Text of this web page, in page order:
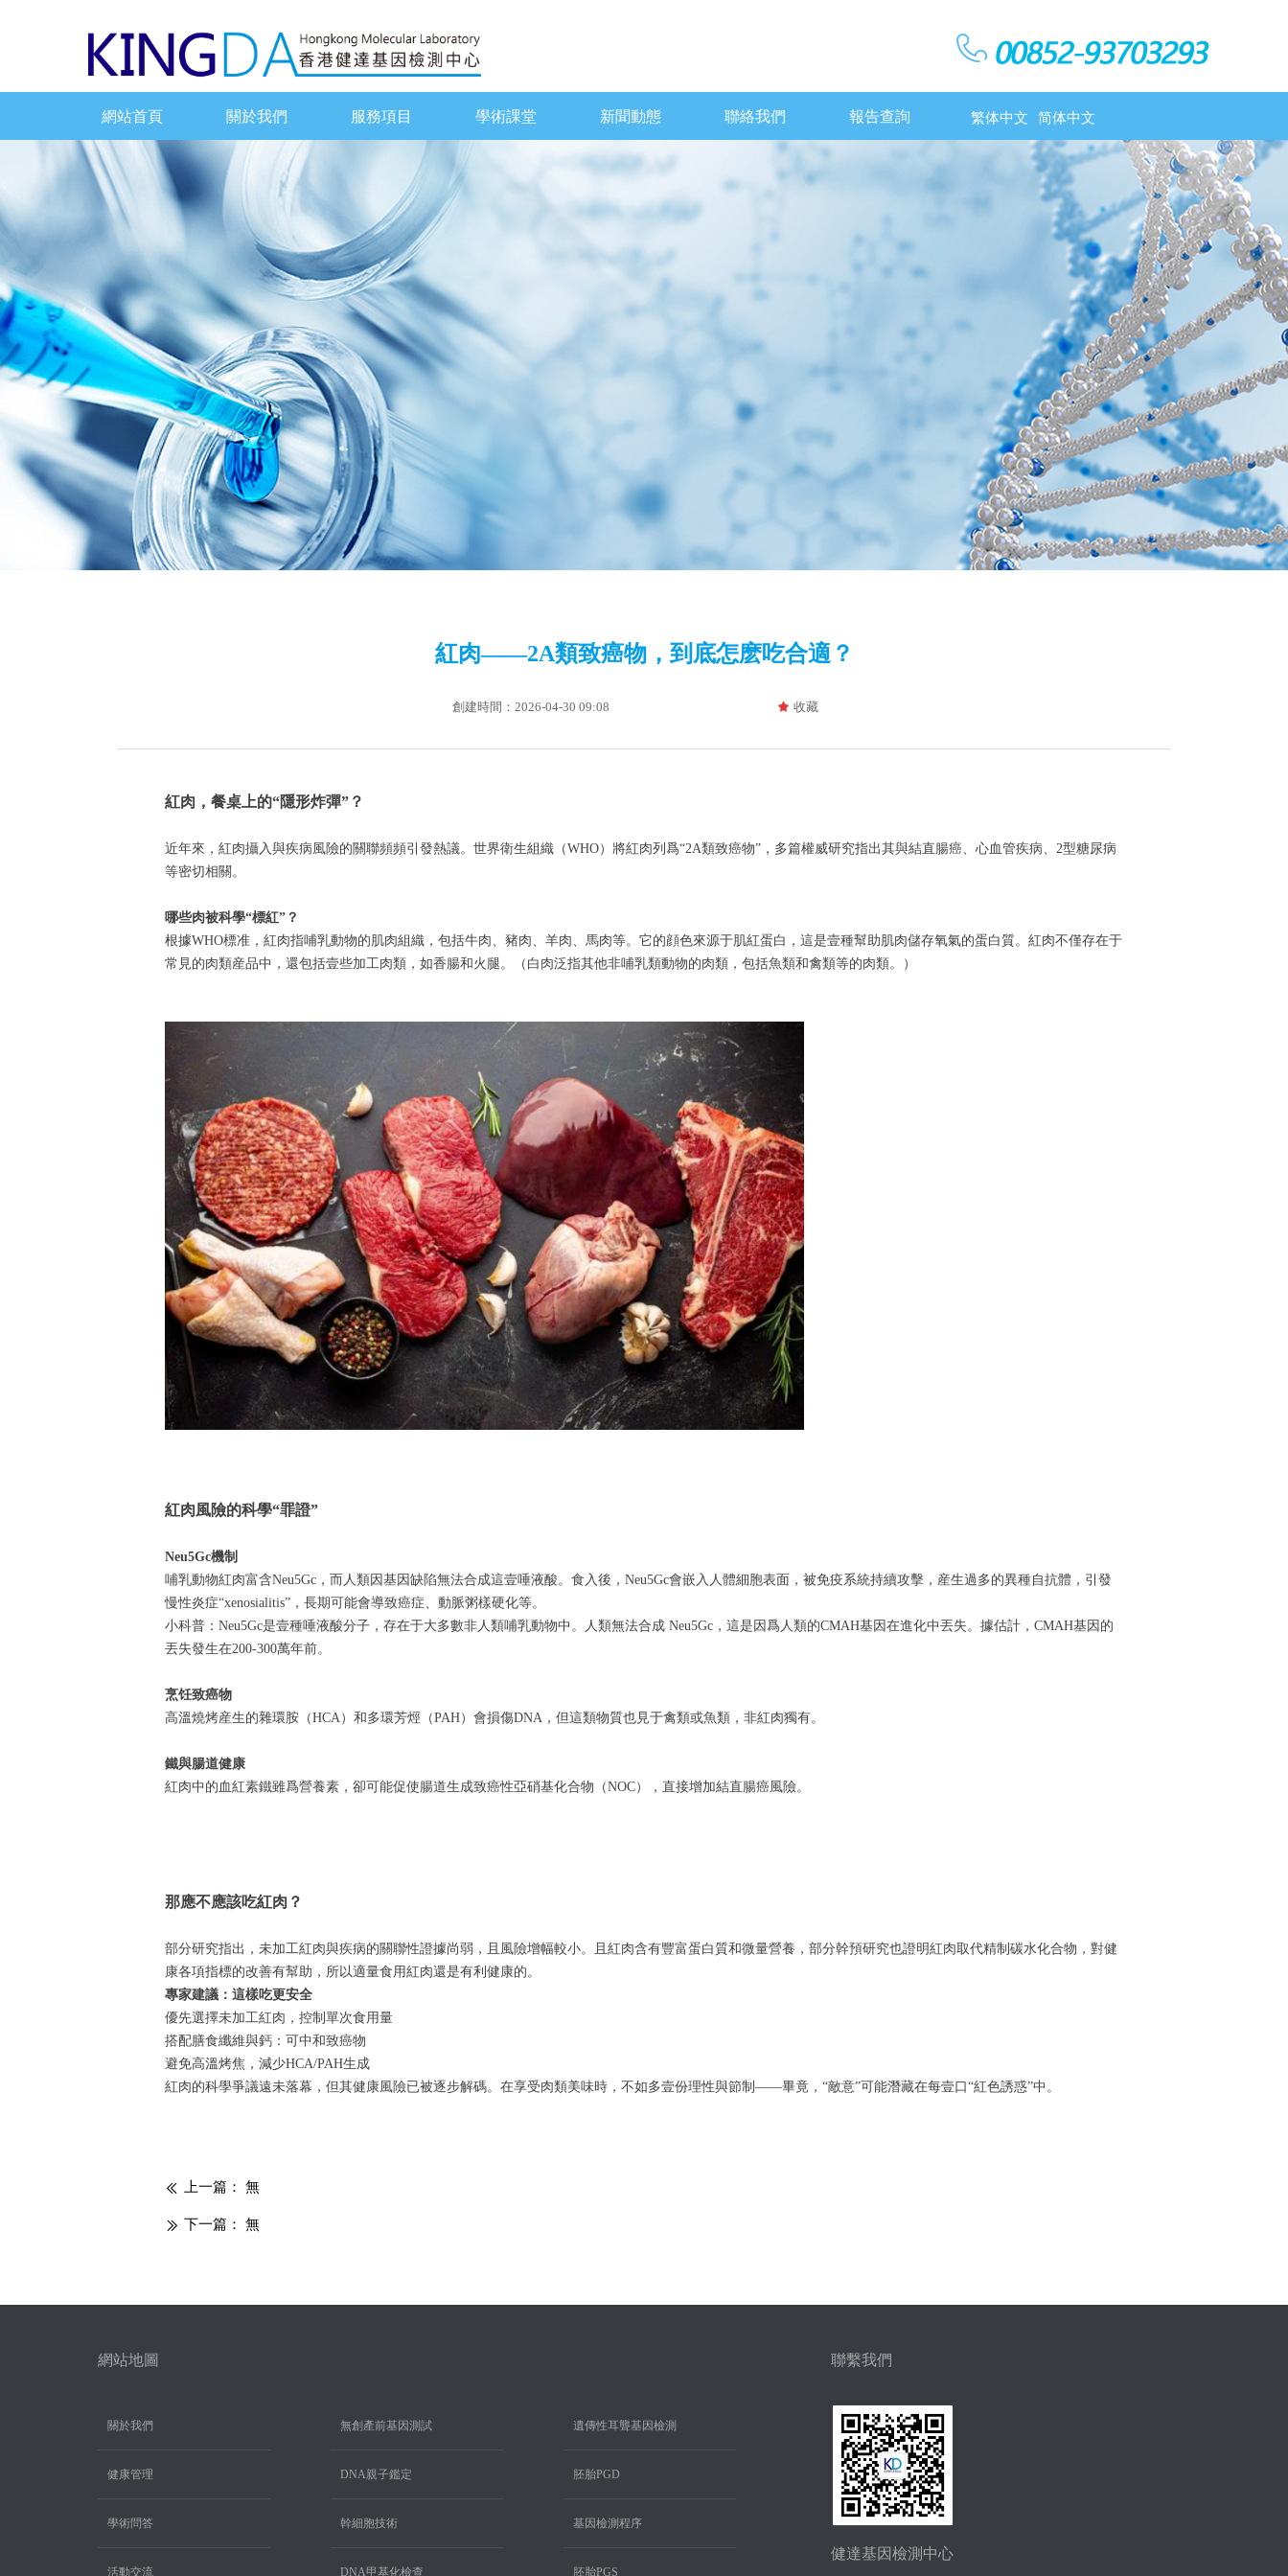
網站首頁 關於我們 服務項目 學術課堂 新聞動態 聯絡我們 報告查詢 繁体中文 简体中文
紅肉，餐桌上的“隱形炸彈”？
近年來，紅肉攝入與疾病風險的關聯頻頻引發熱議。世界衛生組織（WHO）將紅肉列爲“2A類致癌物”，多篇權威研究指出其與結直腸癌、心血管疾病、2型糖尿病
等密切相關。
哪些肉被科學“標紅”？
根據WHO標准，紅肉指哺乳動物的肌肉組織，包括牛肉、豬肉、羊肉、馬肉等。它的顔色來源于肌紅蛋白，這是壹種幫助肌肉儲存氧氣的蛋白質。紅肉不僅存在于
常見的肉類産品中，還包括壹些加工肉類，如香腸和火腿。（白肉泛指其他非哺乳類動物的肉類，包括魚類和禽類等的肉類。）
紅肉風險的科學“罪證”
Neu5Gc機制
哺乳動物紅肉富含Neu5Gc，而人類因基因缺陷無法合成這壹唾液酸。食入後，Neu5Gc會嵌入人體細胞表面，被免疫系統持續攻擊，産生過多的異種自抗體，引發
慢性炎症“xenosialitis”，長期可能會導致癌症、動脈粥樣硬化等。
小科普：Neu5Gc是壹種唾液酸分子，存在于大多數非人類哺乳動物中。人類無法合成 Neu5Gc，這是因爲人類的CMAH基因在進化中丟失。據估計，CMAH基因的
丟失發生在200-300萬年前。
烹饪致癌物
高溫燒烤産生的雜環胺（HCA）和多環芳烴（PAH）會損傷DNA，但這類物質也見于禽類或魚類，非紅肉獨有。
鐵與腸道健康
紅肉中的血紅素鐵雖爲營養素，卻可能促使腸道生成致癌性亞硝基化合物（NOC），直接增加結直腸癌風險。
那應不應該吃紅肉？
部分研究指出，未加工紅肉與疾病的關聯性證據尚弱，且風險增幅較小。且紅肉含有豐富蛋白質和微量營養，部分幹預研究也證明紅肉取代精制碳水化合物，對健
康各項指標的改善有幫助，所以適量食用紅肉還是有利健康的。
專家建議：這樣吃更安全
優先選擇未加工紅肉，控制單次食用量
搭配膳食纖維與鈣：可中和致癌物
避免高溫烤焦，減少HCA/PAH生成
紅肉的科學爭議遠未落幕，但其健康風險已被逐步解碼。在享受肉類美味時，不如多壹份理性與節制——畢竟，“敵意”可能潛藏在每壹口“紅色誘惑”中。
紅肉——2A類致癌物，到底怎麽吃合適？
創建時間： 2026-04-30 09:08 끄 收藏
ꅃ 上一篇： 無
ꅀ 下一篇： 無
無創產前基因測試
DNA親子鑑定
幹細胞技術
DNA甲基化檢查
關於我們
健康管理
學術問答
活動交流
健達基因檢測中心
遺傳性耳聾基因檢測
胚胎PGD
基因檢測程序
胚胎PGS
網站地圖 聯繫我們